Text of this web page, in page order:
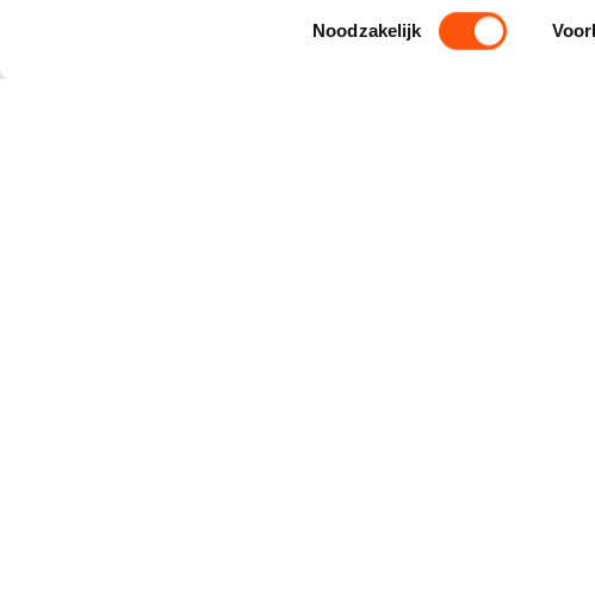
Toestemmingsselectie
Noodzakelijk
info@mulderautoverhuur.nl